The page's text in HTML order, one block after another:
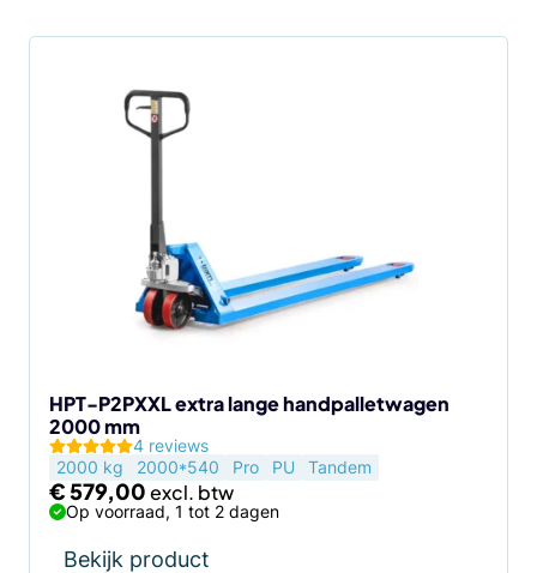
HPT-P2PXXL extra lange handpalletwagen
2000 mm
4 reviews
2000 kg
2000*540 Pro PU Tandem
€579,00
Op voorraad, 1 tot 2 dagen
Bekijk product